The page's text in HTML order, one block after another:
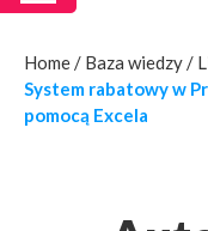
Home/ Baza wiedzy/
System rabatowy w
pomocą Excela